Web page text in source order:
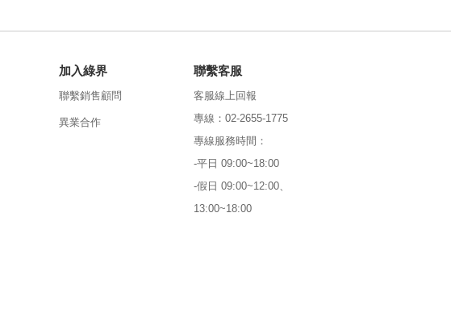
加入綠界
聯繫銷售顧問
異業合作
聯繫客服
客服線上回報
專線：02-2655-1775
專線服務時間：
-平日 09:00~18:00
-假日 09:00~12:00、
13:00~18:00